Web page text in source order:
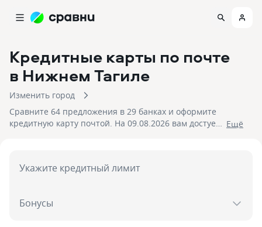
Кредитные карты по почте
в Нижнем Тагиле
Изменить город
Сравните 64 предложения в 29 банках и оформите
кредитную карту почтой. На 09.08.2026 вам достуен Eщё
Укажите кредитный лимит
Бонусы